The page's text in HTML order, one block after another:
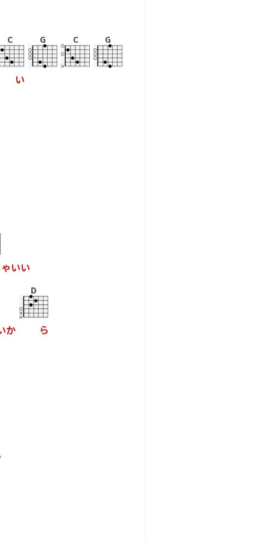
C
い
G C G
ゃいい
か
D
ら